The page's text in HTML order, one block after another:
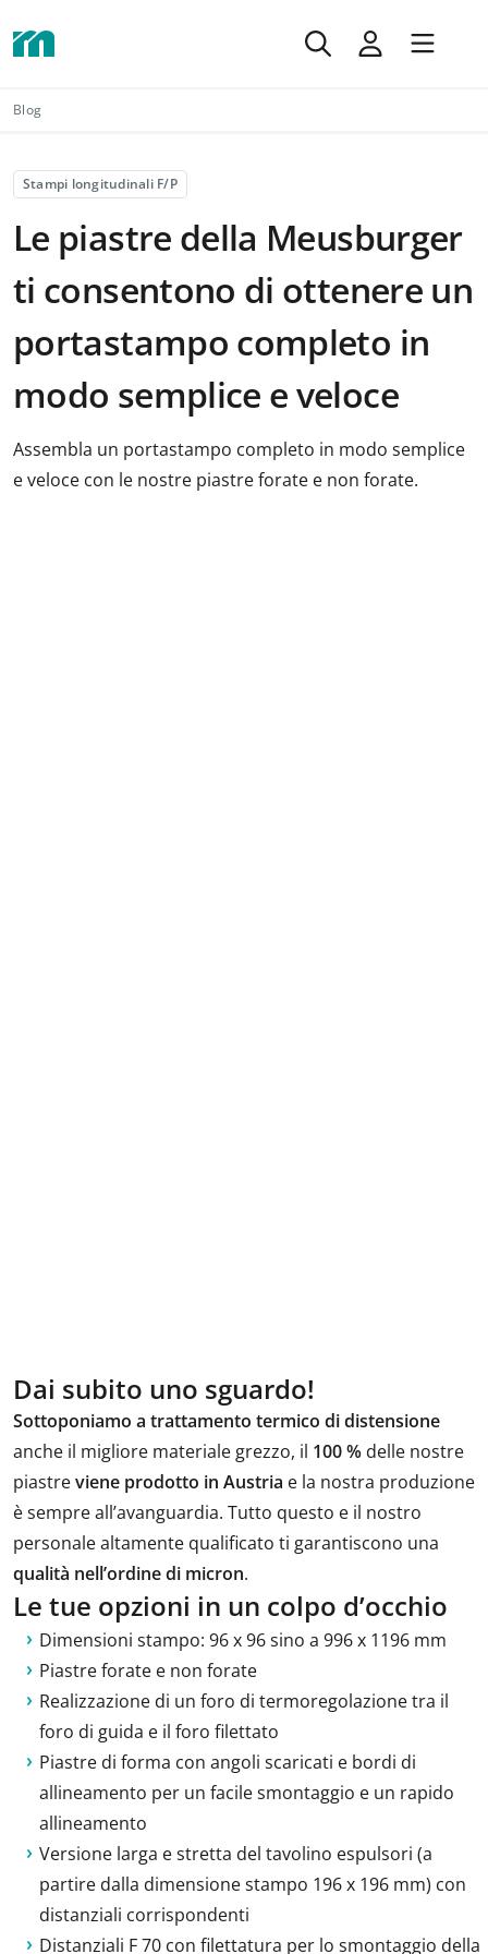
Blog
Stampi longitudinali F/P
Le piastre della Meusburger
ti consentono di ottenere un
portastampo completo in
modo semplice e veloce
Assembla un portastampo completo in modo semplice
e veloce con le nostre piastre forate e non forate.
Dai subito uno sguardo!
Sottoponiamo a trattamento termico di distensione
anche il migliore materiale grezzo, il 100 % delle nostre
piastreviene prodotto in Austria e la nostra produzione
è sempre all’avanguardia. Tutto questo e il nostro
personale altamente qualificato ti garantiscono una
qualità nell’ordine di micron.
Le tue opzioni in un colpo d’occhio
Dimensioni stampo: 96 x 96 sino a 996 x 1196 mm
Piastre forate e non forate
Realizzazione di un foro di termoregolazione tra il
foro di guida e il foro filettato
Piastre di forma con angoli scaricati e bordi di
allineamento per un facile smontaggio e un rapido
allineamento
Versione larga e stretta del tavolino espulsori (a
partire dalla dimensione stampo 196 x 196 mm) con
distanziali corrispondenti
Distanziali F 70 con filettatura per lo smontaggio della